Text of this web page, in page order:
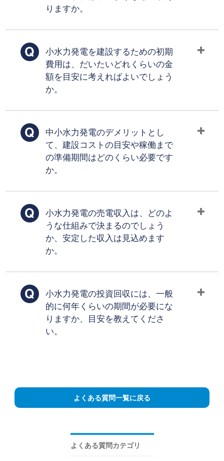
よくある質問カテゴリ
りますか。
小水力発電を建設するための初期
費用は、だいたいどれくらいの金
額を目安に考えればよいでしょう
か。
中小水力発電のデメリットとし
て、建設コストの目安や稼働まで
の準備期間はどのくらい必要です
か。
小水力発電の売電収入は、どのよ
うな仕組みで決まるのでしょう
か、安定した収入は見込めます
か。
小水力発電の投資回収には、一般
的に何年くらいの期間が必要にな
りますか、目安を教えてくださ
い。
よくある質問一覧に戻る